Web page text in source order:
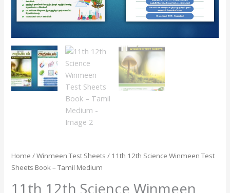
Home /Winmeen Test Sheets / 11th 12th Science Winmeen Test
Sheets Book – Tamil Medium
11th 12th Science Winmeen
quantity